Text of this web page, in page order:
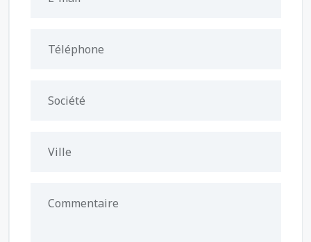
Téléphone
Société
Ville
Commentaire